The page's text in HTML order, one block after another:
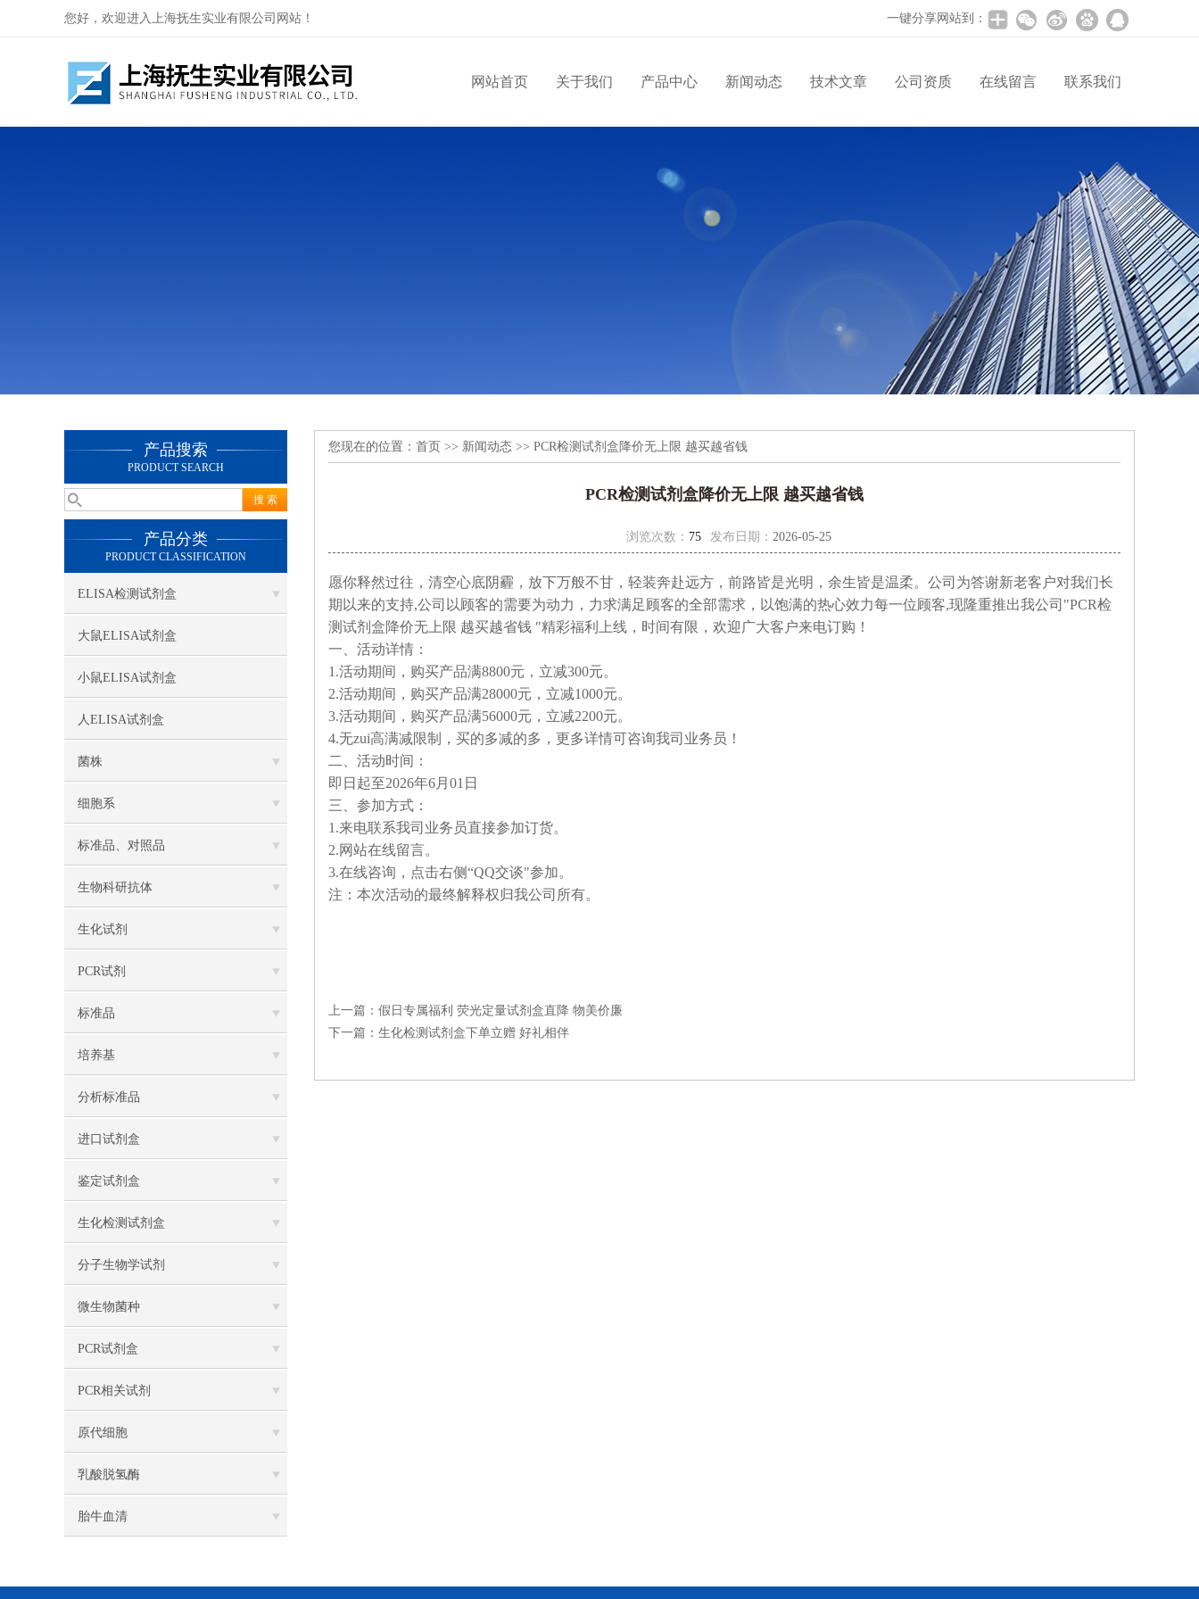
您好，欢迎进入上海抚生实业有限公司网站！ 一键分享网站到：
网站首页 关于我们 产品中心 新闻动态 技术文章 公司资质 在线留言 联系我们
产品搜索
PRODUCT SEARCH
产品分类
PRODUCT CLASSIFICATION
ELISA检测试剂盒
大鼠ELISA试剂盒
小鼠ELISA试剂盒
人ELISA试剂盒
菌株
细胞系
标准品、对照品
生物科研抗体
生化试剂
PCR试剂
标准品
培养基
分析标准品
进口试剂盒
鉴定试剂盒
生化检测试剂盒
分子生物学试剂
微生物菌种
PCR试剂盒
PCR相关试剂
原代细胞
乳酸脱氢酶
胎牛血清
您现在的位置： 首页 >> 新闻动态 >> PCR检测试剂盒降价无上限 越买越省钱
PCR检测试剂盒降价无上限 越买越省钱
浏览次数： 75 发布日期： 2026-05-25
愿你释然过往，清空心底阴霾，放下万般不甘，轻装奔赴远方，前路皆是光明，余生皆是温柔。公司为答谢新老客户对我们长
期以来的支持,公司以顾客的需要为动力，力求满足顾客的全部需求，以饱满的热心效力每一位顾客,现隆重推出我公司"PCR检
测试剂盒降价无上限 越买越省钱 "精彩福利上线，时间有限，欢迎广大客户来电订购！
一、活动详情：
1.活动期间，购买产品满8800元，立减300元。
2.活动期间，购买产品满28000元，立减1000元。
3.活动期间，购买产品满56000元，立减2200元。
4.无zui高满减限制，买的多减的多，更多详情可咨询我司业务员！
二、活动时间：
即日起至2026年6月01日
三、参加方式：
1.来电联系我司业务员直接参加订货。
2.网站在线留言。
3.在线咨询，点击右侧“QQ交谈"参加。
注：本次活动的最终解释权归我公司所有。
上一篇： 假日专属福利 荧光定量试剂盒直降 物美价廉
下一篇： 生化检测试剂盒下单立赠 好礼相伴